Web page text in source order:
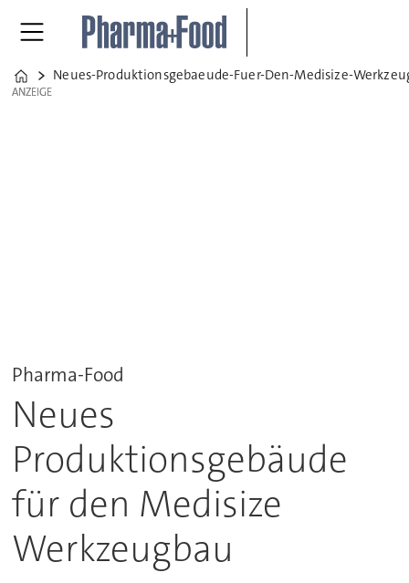
Home
Neues-Produktionsgebaeude-Fuer-Den-Medisize-
ANZEIGE
ANZEIGE
Pharma-Food
Neues
Produktionsgebäude
für den Medisize
Werkzeugbau